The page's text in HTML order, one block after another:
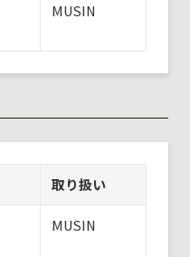
MUSIN
取り扱い
MUSIN